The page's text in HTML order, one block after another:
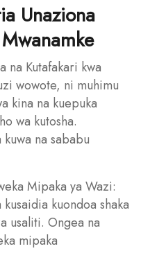
Unaziona
na Kutafakari kwa
wowote, ni muhimu
kina na kuepuka
wa kutosha.
na sababu
Mipaka ya Wazi:
kuondoa shaka
usaliti. Ongea na
mipaka